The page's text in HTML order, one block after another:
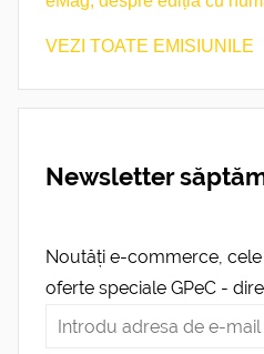
VEZI TOATE EMISIUNILE
Newsletter
Noutăți e-commerce,
oferte speciale GPeC -